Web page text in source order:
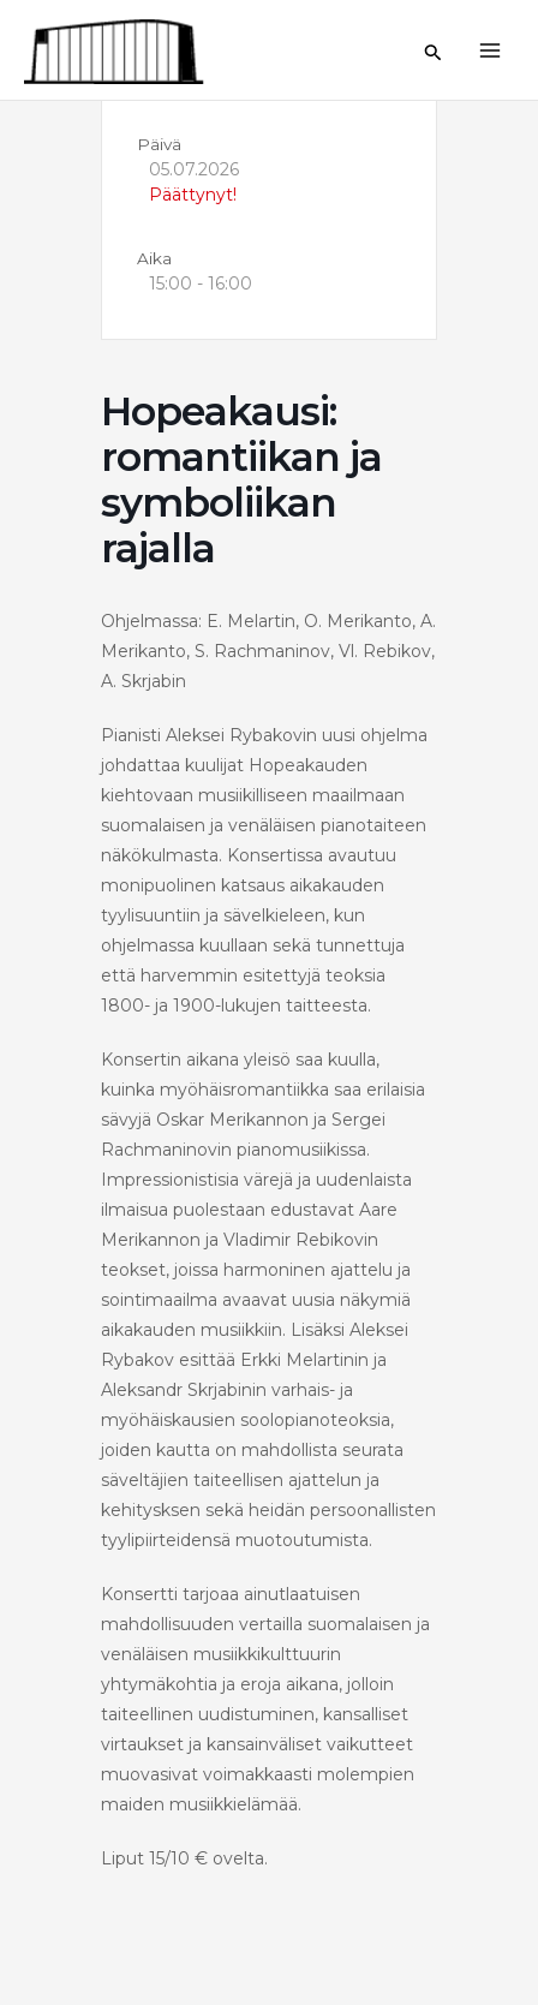
sisältöön
Hae
Päivä
05.07.2026
Päättynyt!
Aika
15:00 - 16:00
Hopeakausi:
romantiikan ja
symboliikan
rajalla
Ohjelmassa: E. Melartin, O. Merikanto, A.
Merikanto, S. Rachmaninov, Vl. Rebikov,
A. Skrjabin
Pianisti Aleksei Rybakovin uusi ohjelma
johdattaa kuulijat Hopeakauden
kiehtovaan musiikilliseen maailmaan
suomalaisen ja venäläisen pianotaiteen
näkökulmasta. Konsertissa avautuu
monipuolinen katsaus aikakauden
tyylisuuntiin ja sävelkieleen, kun
ohjelmassa kuullaan sekä tunnettuja
että harvemmin esitettyjä teoksia
1800- ja 1900-lukujen taitteesta.
Konsertin aikana yleisö saa kuulla,
kuinka myöhäisromantiikka saa erilaisia
sävyjä Oskar Merikannon ja Sergei
Rachmaninovin pianomusiikissa.
Impressionistisia värejä ja uudenlaista
ilmaisua puolestaan edustavat Aare
Merikannon ja Vladimir Rebikovin
teokset, joissa harmoninen ajattelu ja
sointimaailma avaavat uusia näkymiä
aikakauden musiikkiin. Lisäksi Aleksei
Rybakov esittää Erkki Melartinin ja
Aleksandr Skrjabinin varhais- ja
myöhäiskausien soolopianoteoksia,
joiden kautta on mahdollista seurata
säveltäjien taiteellisen ajattelun ja
kehitysksen sekä heidän persoonallisten
tyylipiirteidensä muotoutumista.
Konsertti tarjoaa ainutlaatuisen
mahdollisuuden vertailla suomalaisen ja
venäläisen musiikkikulttuurin
yhtymäkohtia ja eroja aikana, jolloin
taiteellinen uudistuminen, kansalliset
virtaukset ja kansainväliset vaikutteet
muovasivat voimakkaasti molempien
maiden musiikkielämää.
Liput 15/10 € ovelta.